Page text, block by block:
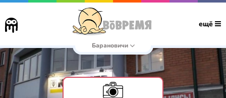
ещё
Барановичи